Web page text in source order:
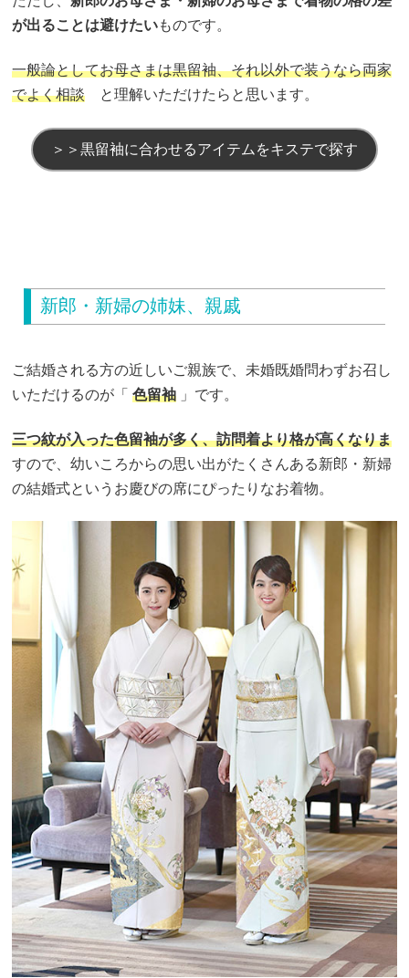
が出ることは避けたいものです。
一般論としてお母さまは黒留袖、それ以外で装うなら両家
でよく相談 と理解いただけたらと思います。
＞＞黒留袖に合わせるアイテムをキステで探す
新郎・新婦の姉妹、親戚
ご結婚される方の近しいご親族で、未婚既婚問わずお召し
いただけるのが「色留袖 」です。
三つ紋が入った色留袖が多く、訪問着より格が高くなりま
すので、幼いころからの思い出がたくさんある新郎・新婦
の結婚式というお慶びの席にぴったりなお着物。